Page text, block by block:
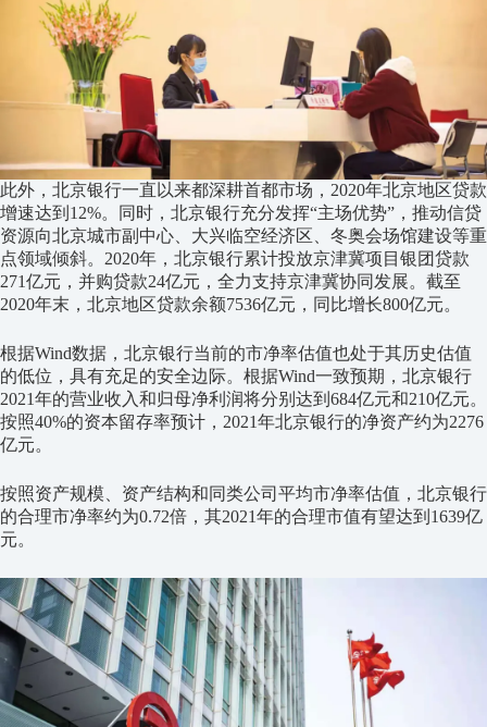
此外，北京银行一直以来都深耕首都市场，2020年北京地区贷款
增速达到12%。同时，北京银行充分发挥“主场优势”，推动信贷
资源向北京城市副中心、大兴临空经济区、冬奥会场馆建设等重
点领域倾斜。2020年，北京银行累计投放京津冀项目银团贷款
271亿元，并购贷款24亿元，全力支持京津冀协同发展。截至
2020年末，北京地区贷款余额7536亿元，同比增长800亿元。
根据Wind数据，北京银行当前的市净率估值也处于其历史估值
的低位，具有充足的安全边际。根据Wind一致预期，北京银行
2021年的营业收入和归母净利润将分别达到684亿元和210亿元。
按照40%的资本留存率预计，2021年北京银行的净资产约为2276
亿元。
按照资产规模、资产结构和同类公司平均市净率估值，北京银行
的合理市净率约为0.72倍，其2021年的合理市值有望达到1639亿
元。